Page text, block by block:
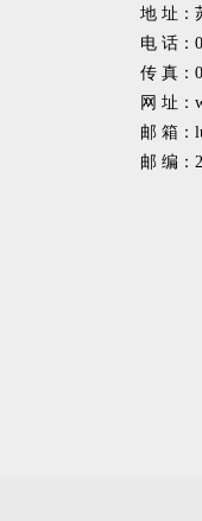
地 址：
电 话：
传 真：
网 址：
邮 箱：
邮 编：